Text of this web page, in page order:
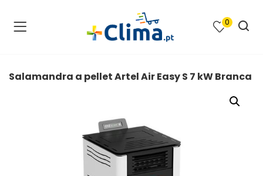
0
Salamandra a pellet Artel Air Easy S 7 kW Branca